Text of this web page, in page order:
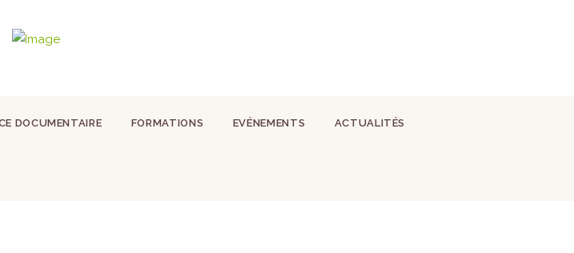
DOCUMENTAIRE FORMATIONS EVÉNEMENTS ACTUALITÉS